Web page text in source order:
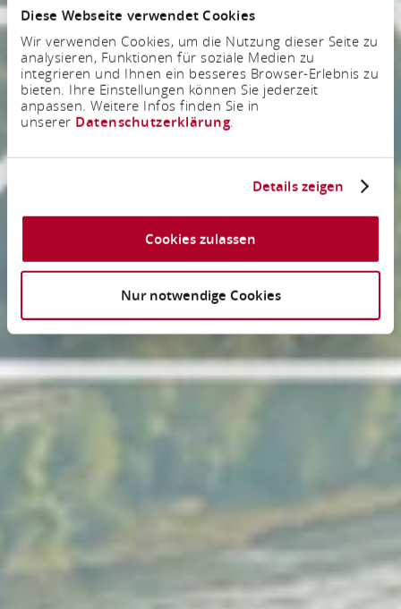
Diese Webseite verwendet Cookies
Wir verwenden Cookies, um die Nutzung dieser Seite zu
analysieren, Funktionen für soziale Medien zu
integrieren und Ihnen ein besseres Browser-Erlebnis zu
bieten. Ihre Einstellungen können Sie jederzeit
anpassen. Weitere Infos finden Sie in
unserer Datenschutzerklärung.
Details zeigen
Cookies zulassen
Nur notwendige Cookies